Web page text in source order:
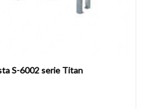
S-6002 serie Titan